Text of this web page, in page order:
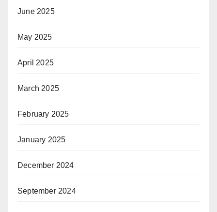
June 2025
May 2025
April 2025
March 2025
February 2025
January 2025
December 2024
September 2024